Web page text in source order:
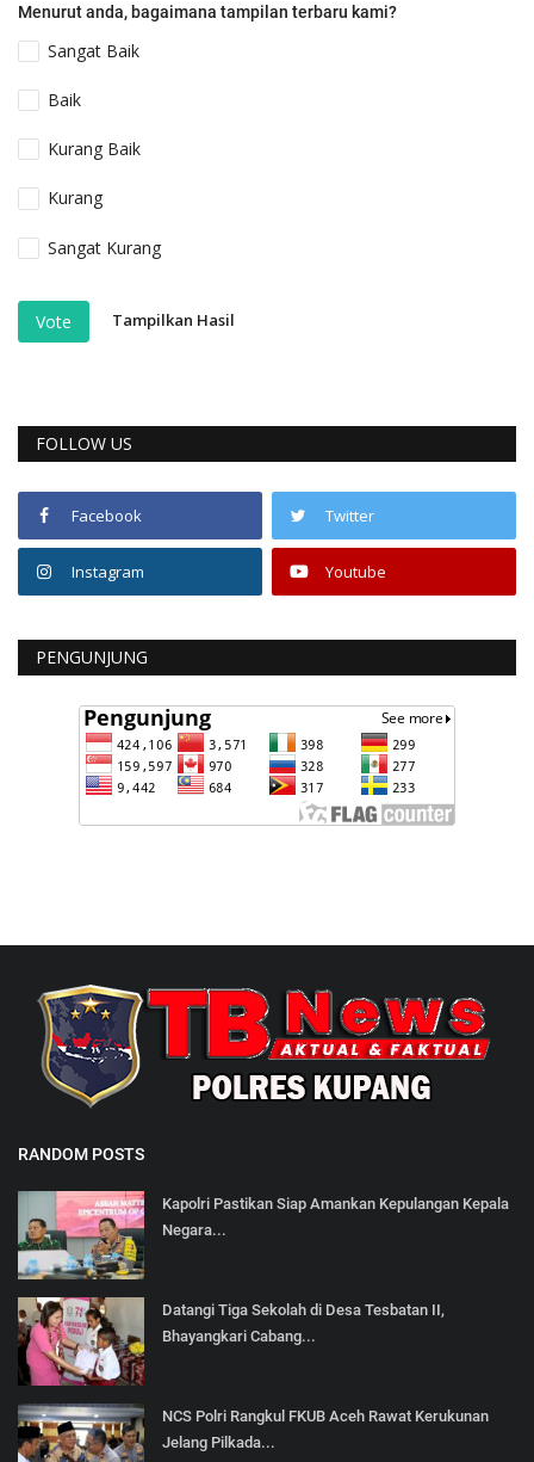
Menurut anda, bagaimana tampilan terbaru kami?
Sangat Baik
Baik
Kurang Baik
Kurang
Sangat Kurang
Vote Tampilkan Hasil
FOLLOW US
Facebook Twitter
Instagram Youtube
PENGUNJUNG
RANDOM POSTS
Kapolri Pastikan Siap Amankan Kepulangan Kepala
Negara...
Datangi Tiga Sekolah di Desa Tesbatan II,
Bhayangkari Cabang...
NCS Polri Rangkul FKUB Aceh Rawat Kerukunan
Jelang Pilkada...